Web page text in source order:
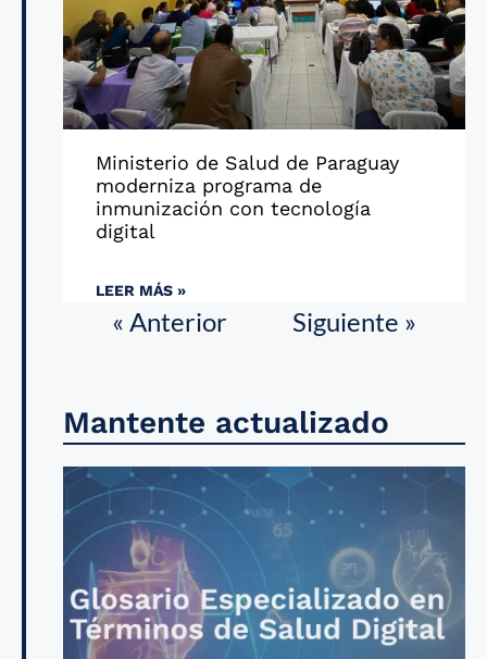
Ministerio de Salud de Paraguay
moderniza programa de
inmunización con tecnología
digital
LEER MÁS »
« Anterior Siguiente »
Mantente actualizado